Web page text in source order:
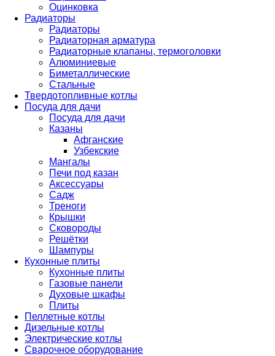
Оцинковка
Радиаторы
Радиаторы
Радиаторная арматура
Радиаторные клапаны, термоголовки
Алюминиевые
Биметаллические
Стальные
Твердотопливные котлы
Посуда для дачи
Посуда для дачи
Казаны
Афганские
Узбекские
Мангалы
Печи под казан
Аксессуары
Садж
Треноги
Крышки
Сковороды
Решётки
Шампуры
Кухонные плиты
Кухонные плиты
Газовые панели
Духовые шкафы
Плиты
Пеллетные котлы
Дизельные котлы
Электрические котлы
Сварочное оборудование